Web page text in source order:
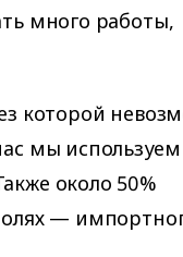
много работы,
которой
мы используем
около 50%
—